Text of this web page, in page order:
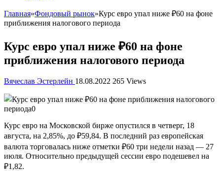
Главная»Фондовый рынок»Курс евро упал ниже ₽60 на фоне
приближения налогового периода
Курс евро упал ниже ₽60 на фоне
приближения налогового периода
Вячеслав Эстерлейн 18.08.2022 265 Views
Курс евро на Московской бирже опустился в четверг, 18
августа, на 2,85%, до ₽59,84. В последний раз европейская
валюта торговалась ниже отметки ₽60 три недели назад — 27
июля. Относительно предыдущей сессии евро подешевел на
₽1,82.